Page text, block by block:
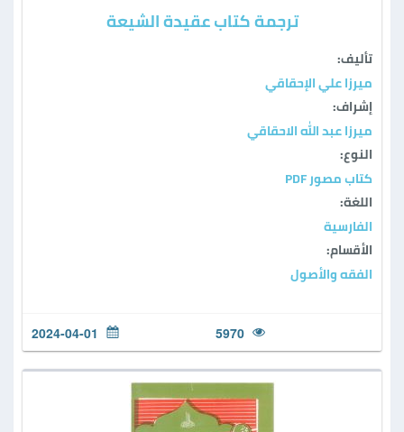
ترجمة كتاب عقيدة الشيعة
تأليف:
ميرزا علي الإحقاقي
إشراف:
ميرزا عبد الله الاحقاقي
النوع:
كتاب مصور PDF
اللغة:
الفارسية
الأقسام:
الفقه والأصول
5970
2024-04-01